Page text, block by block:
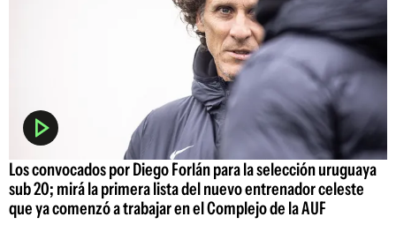
Los convocados por Diego Forlán para la selección uruguaya
sub 20; mirá la primera lista del nuevo entrenador celeste
que ya comenzó a trabajar en el Complejo de la AUF